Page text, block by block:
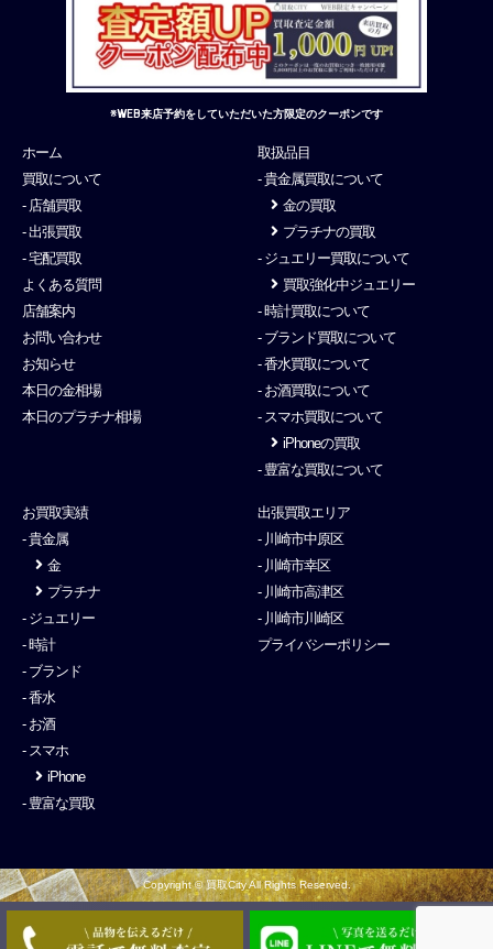
※WEB来店予約をしていただいた方限定のクーポンです
ホーム
買取について
- 店舗買取
- 出張買取
- 宅配買取
よくある質問
店舗案内
お問い合わせ
お知らせ
本日の金相場
本日のプラチナ相場
取扱品目
- 貴金属買取について
金の買取
プラチナの買取
- ジュエリー買取について
買取強化中ジュエリー
- 時計買取について
- ブランド買取について
- 香水買取について
- お酒買取について
- スマホ買取について
iPhoneの買取
- 豊富な買取について
お買取実績
- 貴金属
金
プラチナ
- ジュエリー
- 時計
- ブランド
- 香水
- お酒
- スマホ
iPhone
- 豊富な買取
出張買取エリア
- 川崎市中原区
- 川崎市幸区
- 川崎市高津区
- 川崎市川崎区
プライバシーポリシー
Copyright © 買取City All Rights Reserved.